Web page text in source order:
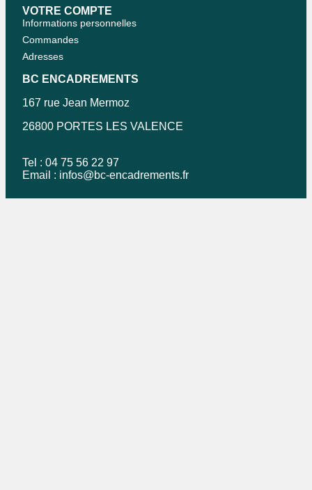
VOTRE COMPTE
Informations personnelles
Commandes
Adresses
BC ENCADREMENTS
167 rue Jean Mermoz
26800 PORTES LES VALENCE
Tel : 04 75 56 22 97
Email : infos@bc-encadrements.fr